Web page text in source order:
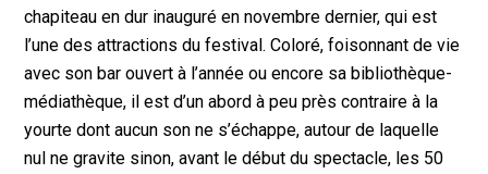
chapiteau en dur inauguré en novembre dernier, qui est
l’une des attractions du festival. Coloré, foisonnant de vie
avec son bar ouvert à l’année ou encore sa bibliothèque-
médiathèque, il est d’un abord à peu près contraire à la
yourte dont aucun son ne s’échappe, autour de laquelle
nul ne gravite sinon, avant le début du spectacle, les 50